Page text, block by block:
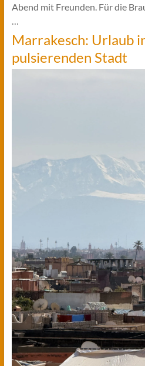
Abend mit Freunden. Für die
Marrakesch: Urlaub
pulsierenden Stadt